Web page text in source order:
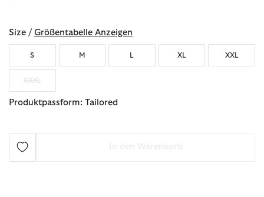
Size / Größentabelle Anzeigen
S M L XL XXL
XXXL
Produktpassform: Tailored